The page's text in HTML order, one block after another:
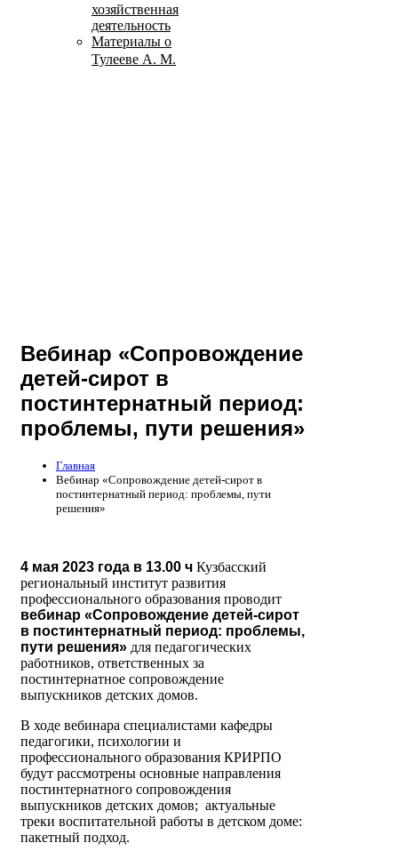
хозяйственная
деятельность
Материалы о
Тулееве А. М.
Вебинар «Сопровождение
детей-сирот в
постинтернатный период:
проблемы, пути решения»
Главная
Вебинар «Сопровождение детей-сирот в
постинтернатный период: проблемы, пути
решения»
4 мая 2023 года в 13.00 ч Кузбасский
региональный институт развития
профессионального образования проводит
вебинар «Сопровождение детей-сирот
в постинтернатный период: проблемы,
пути решения» для педагогических
работников, ответственных за
постинтернатное сопровождение
выпускников детских домов.
В ходе вебинара специалистами кафедры
педагогики, психологии и
профессионального образования КРИРПО
будут рассмотрены основные направления
постинтернатного сопровождения
выпускников детских домов; актуальные
треки воспитательной работы в детском доме:
пакетный подход.